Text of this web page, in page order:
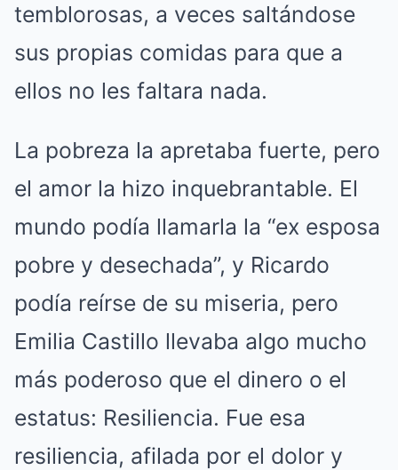
temblorosas, a veces saltándose
sus propias comidas para que a
ellos no les faltara nada.
La pobreza la apretaba fuerte, pero
el amor la hizo inquebrantable. El
mundo podía llamarla la “ex esposa
pobre y desechada”, y Ricardo
podía reírse de su miseria, pero
Emilia Castillo llevaba algo mucho
más poderoso que el dinero o el
estatus: Resiliencia. Fue esa
resiliencia, afilada por el dolor y